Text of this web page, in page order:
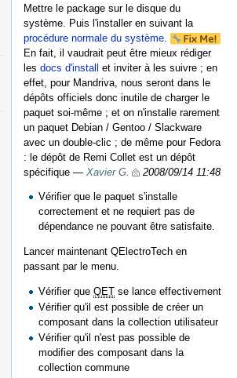
Mettre le package sur le disque du
système. Puis l'installer en suivant la
procédure normale du système
En fait, il vaudrait peut être mieux rédiger
les docs d'install et inviter à les suivre ; en
effet, pour Mandriva, nous seront dans le
dépôts officiels donc inutile de charger le
paquet soi-même ; et on n'installe rarement
un paquet Debian / Gentoo / Slackware
avec un double-clic ; de même pour Fedora
: le dépôt de Remi Collet est un dépôt
spécifique — Xavier G. 2008/09/14 11:48
Vérifier que le paquet s'installe
correctement et ne requiert pas de
dépendance ne pouvant être satisfaite.
Lancer maintenant QElectroTech en
passant par le menu.
Vérifier queQET se lance effectivement
Vérifier qu'il est possible de créer un
composant dans la collection utilisateur
Vérifier qu'il n'est pas possible de
modifier des composant dans la
collection commune